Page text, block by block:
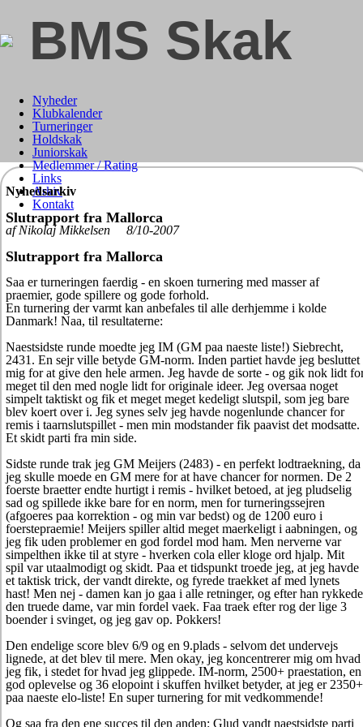
BMS Skak
Nyheder
Klubkalender
Turneringer
Holdskak
Juniorskak
Medlemmer / Rating
Links
Arkiv
Kontakt
Nyhedsarkiv
Slutrapport fra Mallorca
af Nikolaj Mikkelsen 8/10-2007
Slutrapport fra Mallorca
Saa er turneringen faerdig - en skoen turnering med masser af
praemier, gode spillere og gode forhold.
En turnering der varmt kan anbefales til alle derhjemme i kolde
Danmark! Naa, til resultaterne:
Naestsidste runde moedte jeg IM (GM paa naeste liste!) Siebrecht,
2431. En sejr ville betyde GM-norm. Inden partiet havde jeg besluttet
mig for at give den hele armen. Jeg havde de sorte - og gik nok lidt
meget til den med nogle lidt for originale ideer. Jeg oversaa noget
simpelt taktiskt og fik et meget meget kedeligt slutspil, som jeg bare
blev koert over i. Jeg synes selv jeg havde nogenlunde chancer for
remis i taarnslutspillet - men min modstander fik paavist det modsatte.
Et skidt parti fra min side.
Sidste runde trak jeg GM Meijers (2483) - en perfekt lodtraekning, da
jeg skulle moede en GM mere for at have chancer for normen. De 2
foerste braetter endte hurtigt i remis - hvilket betoed, at jeg pludselig
sad og spillede ikke bare for en norm, men for turneringssejren
(afgoeres paa korrektion - og min var bedst) og de 1200 euro i
foerstepraemie! Meijers spiller altid meget maerkeligt i aabningen, og
jeg fik uden problemer en god fordel mod ham. Men nerverne var
simpelthen ikke til at styre - hverken cola eller kloge ord hjalp. Mit
spil var utaalmodigt og skidt. Paa et tidspunkt troede jeg, at jeg havde
et taktisk trick, der vandt direkte, og fyrede traekket af med lynets
hast! Men nej - damen kan jo gaa i alle retninger, og efter han rykkede
den truede dame, var min fordel vaek. Faa traek efter rog der lige 3
boender i svinget, og jeg gav op. Pokkers!
Den endelige score blev 6/9 og en 9.plads - selvom det undervejs
lignede, at det blev til mere. Men okay, jeg koncentrerer mig om hvad
jeg fik, i stedet for hvad jeg glippede. IM-norm, 2500+ praestation, en
god oplevelse og 36 elopoint i skuffen hvilket betyder, at jeg er 2350+
paa naeste elo-liste! En super turnering for mit vedkommende!
Og saa fra den ene succes til den anden: Glud vandt naestsidste parti